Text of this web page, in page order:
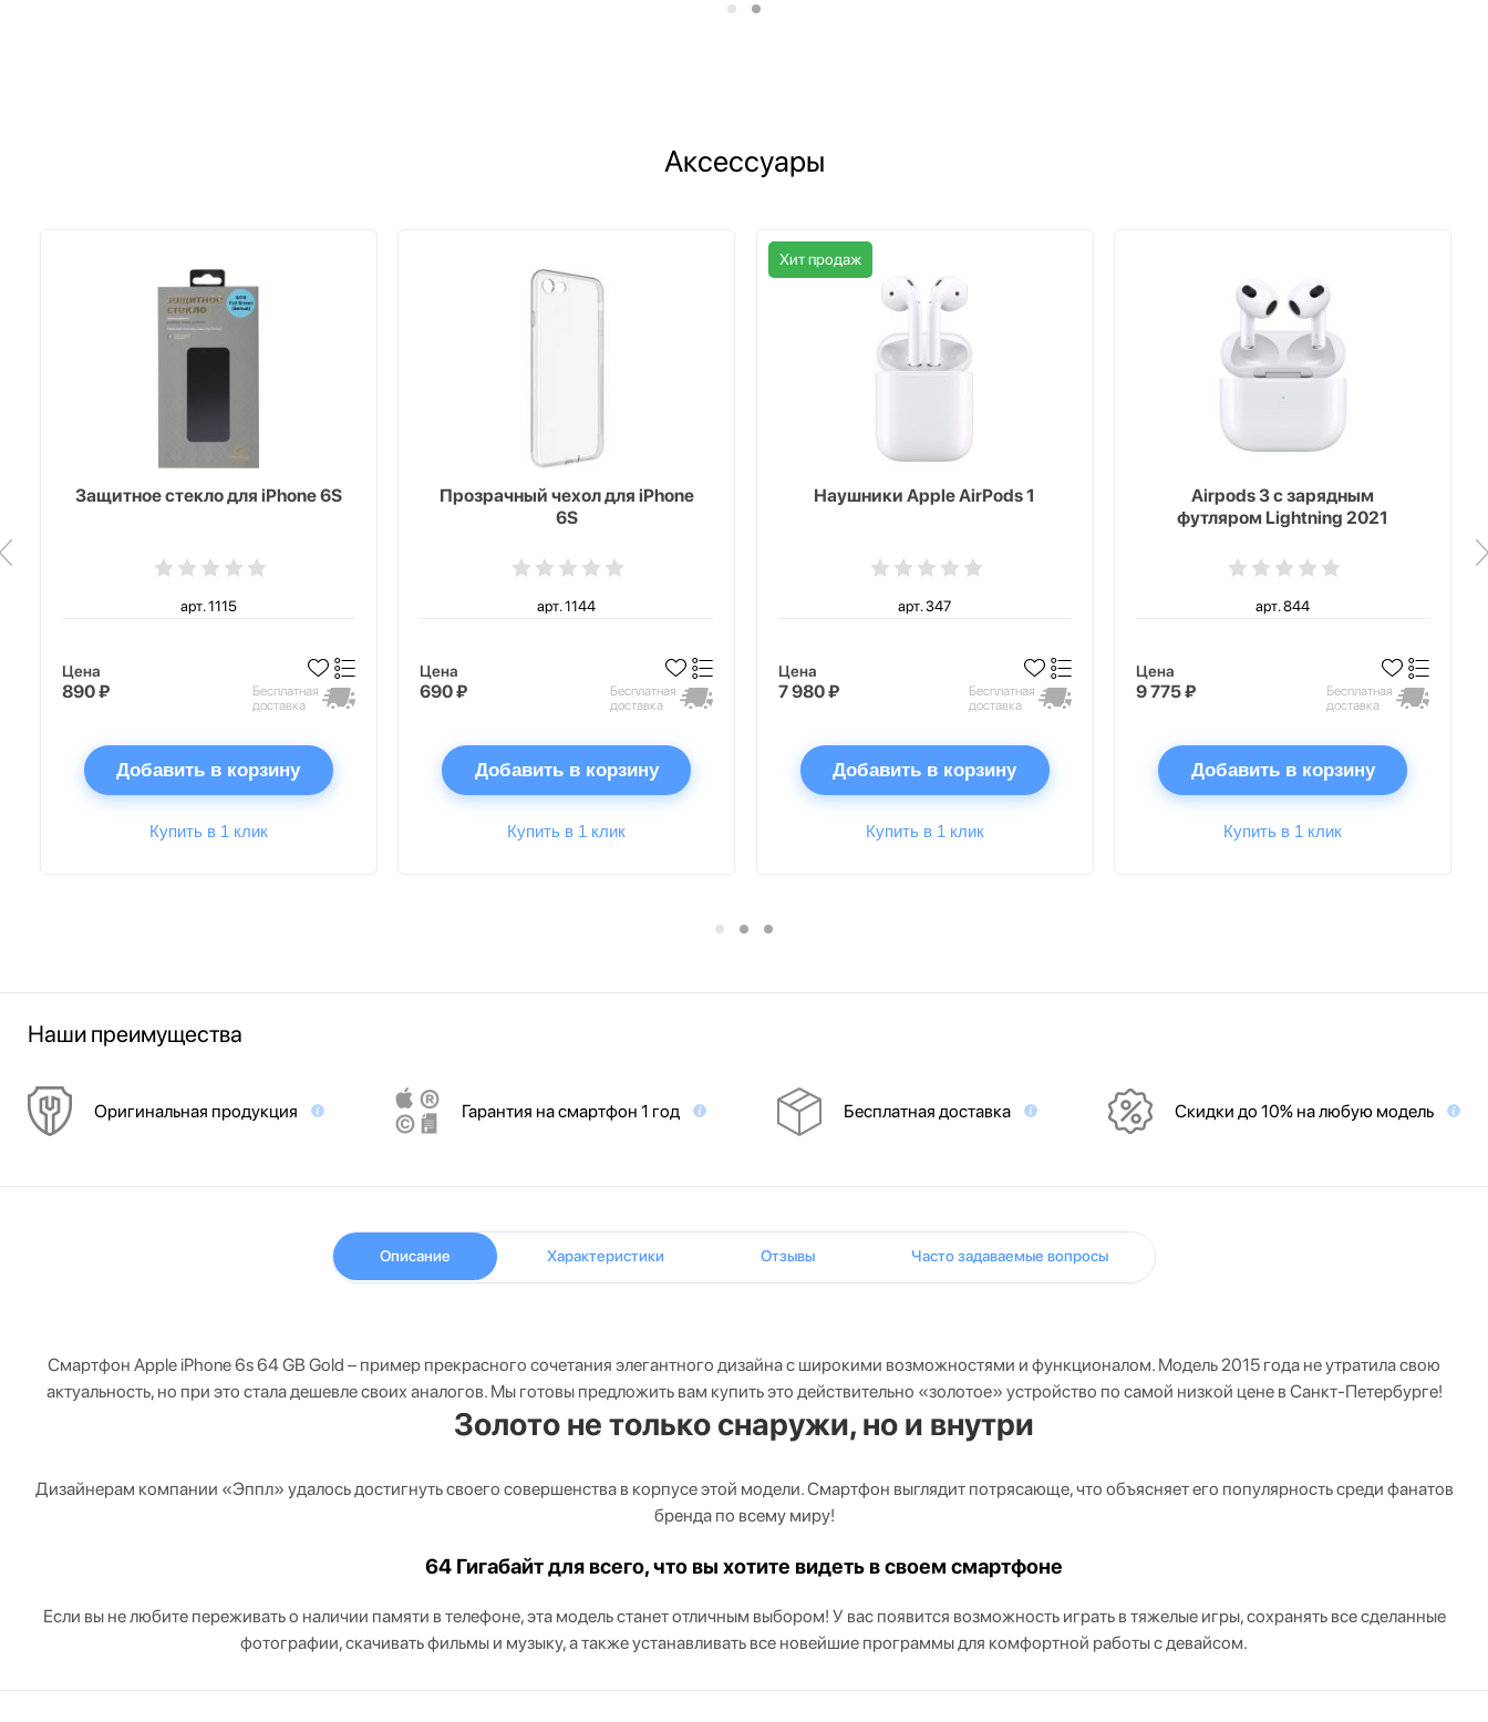
Аксессуары
Защитное стекло для iPhone 6S
арт. 1115
Цена
890 ₽
Бесплатная
доставка
Добавить в корзину
Купить в 1 клик
Прозрачный чехол для iPhone
6S
арт. 1144
Цена
690 ₽
Бесплатная
доставка
Добавить в корзину
Купить в 1 клик
Хит продаж
Наушники Apple AirPods 1
арт. 347
Цена
7 980 ₽
Бесплатная
доставка
Добавить в корзину
Купить в 1 клик
Airpods 3 с зарядным
футляром Lightning 2021
арт. 844
Цена
9 775 ₽
Бесплатная
доставка
Добавить в корзину
Купить в 1 клик
Наши преимущества
Оригинальная продукция Гарантия на смартфон 1 год Бесплатная доставка Скидки до 10% на любую модель
Описание Характеристики Отзывы Часто задаваемые вопросы
Смартфон Apple iPhone 6s 64 GB Gold – пример прекрасного сочетания элегантного дизайна с широкими возможностями и функционалом. Модель 2015 года не утратила свою
актуальность, но при это стала дешевле своих аналогов. Мы готовы предложить вам купить это действительно «золотое» устройство по самой низкой цене в Санкт-Петербурге!
Золото не только снаружи, но и внутри
Дизайнерам компании «Эппл» удалось достигнуть своего совершенства в корпусе этой модели. Смартфон выглядит потрясающе, что объясняет его популярность среди фанатов
бренда по всему миру!
64 Гигабайт для всего, что вы хотите видеть в своем смартфоне
Если вы не любите переживать о наличии памяти в телефоне, эта модель станет отличным выбором! У вас появится возможность играть в тяжелые игры, сохранять все сделанные
фотографии, скачивать фильмы и музыку, а также устанавливать все новейшие программы для комфортной работы с девайсом.